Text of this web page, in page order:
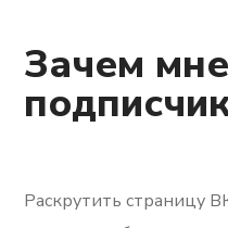
Зачем
Раскрутить страницу